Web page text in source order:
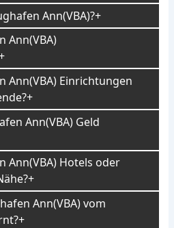
Ann(VBA)?
Ann(VBA)
Ann(VBA) Einrichtungen
Ann(VBA) Geld
Ann(VBA) Hotels oder
Ann(VBA) vom